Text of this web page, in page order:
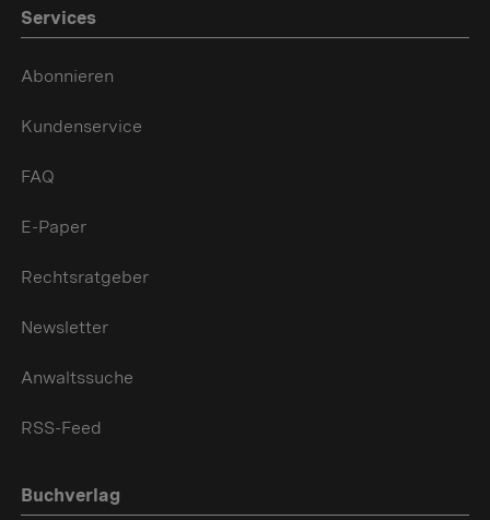
Services
Abonnieren
Kundenservice
FAQ
E-Paper
Rechtsratgeber
Newsletter
Anwaltssuche
RSS-Feed
Buchverlag